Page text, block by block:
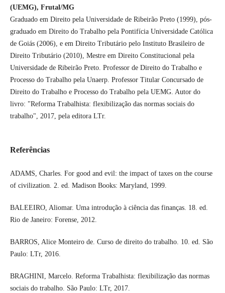
(UEMG), Frutal/MG
Graduado em Direito pela Universidade de Ribeirão Preto (1999), pós-
graduado em Direito do Trabalho pela Pontifícia Universidade Católica
de Goiás (2006), e em Direito Tributário pelo Instituto Brasileiro de
Direito Tributário (2010), Mestre em Direito Constitucional pela
Universidade de Ribeirão Preto. Professor de Direito do Trabalho e
Processo do Trabalho pela Unaerp. Professor Titular Concursado de
Direito do Trabalho e Processo do Trabalho pela UEMG. Autor do
livro: "Reforma Trabalhista: flexibilização das normas sociais do
trabalho", 2017, pela editora LTr.
Referências
ADAMS, Charles. For good and evil: the impact of taxes on the course
of civilization. 2. ed. Madison Books: Maryland, 1999.
BALEEIRO, Aliomar. Uma introdução à ciência das finanças. 18. ed.
Rio de Janeiro: Forense, 2012.
BARROS, Alice Monteiro de. Curso de direito do trabalho. 10. ed. São
Paulo: LTr, 2016.
BRAGHINI, Marcelo. Reforma Trabalhista: flexibilização das normas
sociais do trabalho. São Paulo: LTr, 2017.